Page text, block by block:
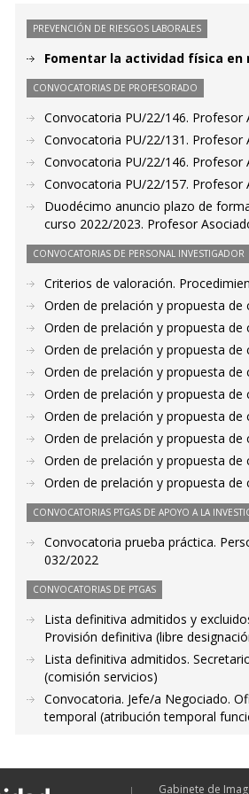
PREVENCIÓN DE RIESGOS LABORALES
Fomentar la actividad física en
CONVOCATORIAS DE PROFESORADO
Convocatoria PU/22/146.
Convocatoria PU/22/131. Profesor
Convocatoria PU/22/146. Profesor
Convocatoria PU/22/157.
Duodécimo anuncio plazo de
curso 2022/2023. Profesor
CONVOCATORIAS DE PERSONAL INVESTIGADOR
Criterios de valoración.
Orden de prelación y propuesta
Orden de prelación y propuesta
Orden de prelación y propuesta
Orden de prelación y propuesta
Orden de prelación y propuesta
Orden de prelación y propuesta
Orden de prelación y propuesta
Orden de prelación y propuesta
Orden de prelación y propuesta
CONVOCATORIAS PTGAS DE APOYO A LA
Convocatoria prueba práctica.
032/2022
CONVOCATORIAS DE PTGAS
Lista definitiva admitidos y
Provisión definitiva (libre
Lista definitiva admitidos.
(comisión servicios)
Convocatoria. Jefe/a Negociado.
temporal (atribución temporal
Gabinete de